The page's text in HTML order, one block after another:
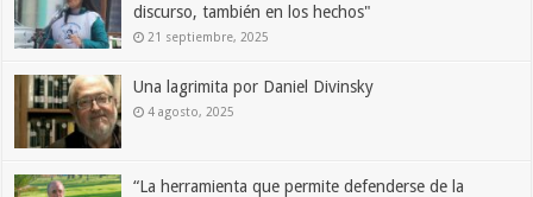
discurso, también en los hechos"
21 septiembre, 2025
Una lagrimita por Daniel Divinsky
4 agosto, 2025
“La herramienta que permite defenderse de la